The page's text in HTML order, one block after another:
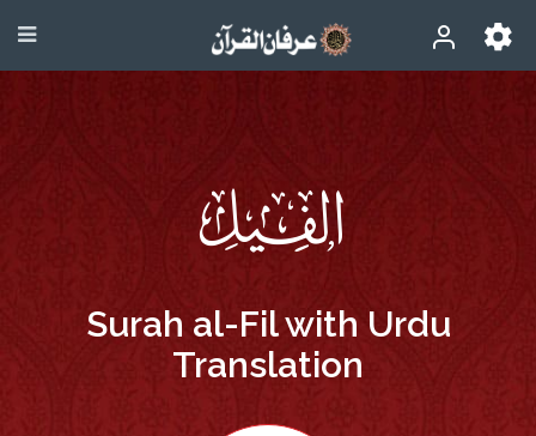
Surah al-Fil with Urdu
Translation